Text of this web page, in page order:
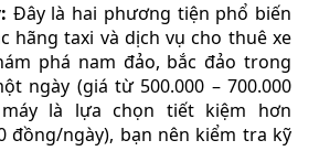
Đây là hai phương tiện phổ biến
hãng taxi và dịch vụ cho thuê xe
phá nam đảo, bắc đảo trong
ngày (giá từ 500.000 – 700.000
là lựa chọn tiết kiệm hơn
đồng/ngày), bạn nên kiểm tra kỹ